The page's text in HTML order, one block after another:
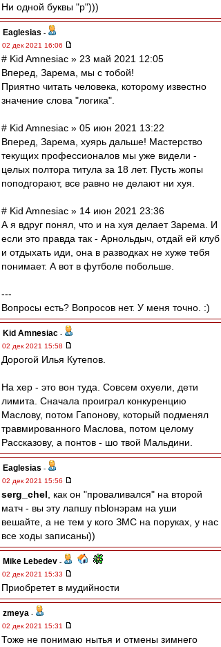
Ни одной буквы "р")))
Eaglesias -
02 дек 2021 16:06
# Kid Amnesiac » 23 май 2021 12:05
Вперед, Зарема, мы с тобой!
Приятно читать человека, которому известно
значение слова "логика".
# Kid Amnesiac » 05 июн 2021 13:22
Вперед, Зарема, хуярь дальше! Мастерство
текущих профессионалов мы уже видели -
целых полтора титула за 18 лет. Пусть жопы
поподгорают, все равно не делают ни хуя.
# Kid Amnesiac » 14 июн 2021 23:36
А я вдруг понял, что и на хуя делает Зарема. И
если это правда так - Арнольдыч, отдай ей клуб
и отдыхать иди, она в разводках не хуже тебя
понимает. А вот в футболе побольше.
---
Вопросы есть? Вопросов нет. У меня точно. :)
Kid Amnesiac -
02 дек 2021 15:58
Дорогой Илья Кутепов.
На хер - это вон туда. Совсем охуели, дети
лимита. Сначала проиграл конкуренцию
Маслову, потом Гапонову, который подменял
травмированного Маслова, потом целому
Рассказову, а понтов - шо твой Мальдини.
Eaglesias -
02 дек 2021 15:56
serg_chel , как он "проваливался" на второй
матч - вы эту лапшу пЫонэрам на уши
вешайте, а не тем у кого ЗМС на поруках, у нас
все ходы записаны))
Mike Lebedev -
02 дек 2021 15:33
Приобретет в мудийности
zmeya -
02 дек 2021 15:31
Тоже не понимаю нытья и отмены зимнего